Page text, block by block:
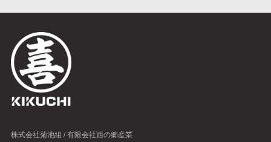
株式会社菊池組 / 有限会社西の郷産業